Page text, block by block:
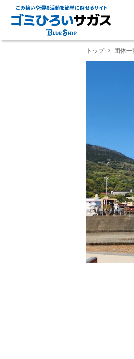
ごみ拾いや環境活動を簡単に探せるサイト
トップ 団体一